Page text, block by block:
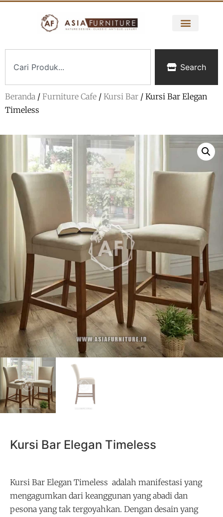
Search
Beranda / Furniture Cafe / Kursi Bar / Kursi Bar Elegan
Timeless
Kursi Bar Elegan Timeless
Kursi Bar Elegan Timeless adalah manifestasi yang
mengagumkan dari keanggunan yang abadi dan
pesona yang tak tergoyahkan. Dengan desain yang